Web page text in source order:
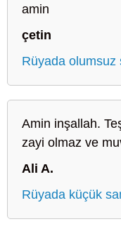
amin
çetin
Rüyada olumsuz
Amin inşallah.
zayi olmaz ve
Ali A.
Rüyada küçük